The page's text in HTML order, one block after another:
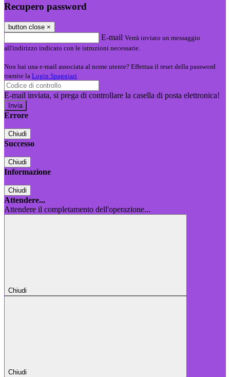
Recupero password
button close ×
E-mail Verrà inviato un messaggio
all'indirizzo indicato con le istruzioni necessarie.
Non hai una e-mail associata al nome utente? Effettua il reset della password
tramite la Login Spaggiari
E-mail inviata, si prega di controllare la casella di posta elettronica!
Errore
Chiudi
Successo
Chiudi
Informazione
Chiudi
Attendere...
Attendere il completamento dell'operazione...
Chiudi
Chiudi